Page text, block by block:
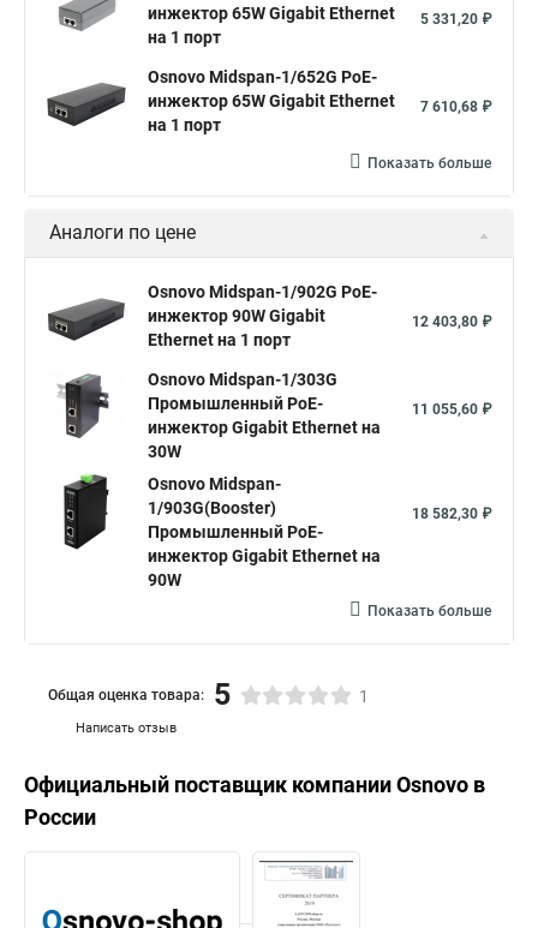
инжектор 65W Gigabit Ethernet
на 1 порт
5 331,20 ₽
Osnovo Midspan-1/652G PoE-
инжектор 65W Gigabit Ethernet
на 1 порт
7 610,68 ₽
Показать больше
Аналоги по цене
Osnovo Midspan-1/902G PoE-
инжектор 90W Gigabit
Ethernet на 1 порт
12 403,80 ₽
Osnovo Midspan-1/303G
Промышленный PoE-
инжектор Gigabit Ethernet на
30W
11 055,60 ₽
Osnovo Midspan-
1/903G(Booster)
Промышленный PoE-
инжектор Gigabit Ethernet на
90W
18 582,30 ₽
Показать больше
Написать отзыв
Общая оценка товара: 5 1
Официальный поставщик компанииOsnovo в
России